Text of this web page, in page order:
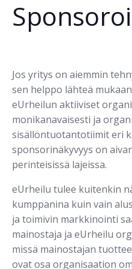
Jos yritys on aiemmin
sen helppo lähteä
eUrheilun aktiiviset
monikanavaisesti ja
sisällöntuotantotiimit eri
sponsorinäkyvyys on
perinteisissä lajeissa.
eUrheilu tulee kuitenkin
kumppanina kuin vain
ja toimivin markkinointi
mainostaja ja eUrheilu
missä mainostajan
ovat osa organisaation